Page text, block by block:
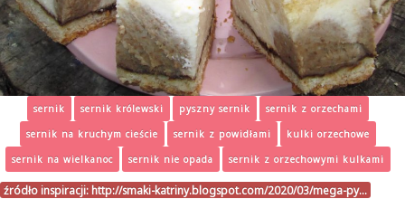
sernik sernik królewski pyszny sernik
sernik z orzechami
sernik na kruchym cieście
sernik z powidłami
kulki orzechowe
sernik na wielkanoc
sernik nie opada sernik z orzechowymi kulkami
źródło inspiracji: http://smaki-katriny.blogspot.com/2020/03/mega-py…